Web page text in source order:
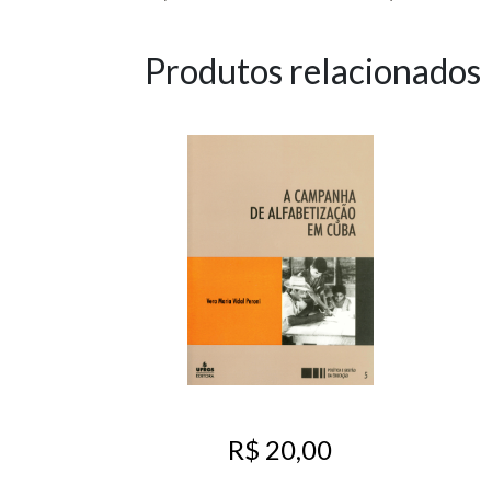
Produtos relacionados
R$ 20,00